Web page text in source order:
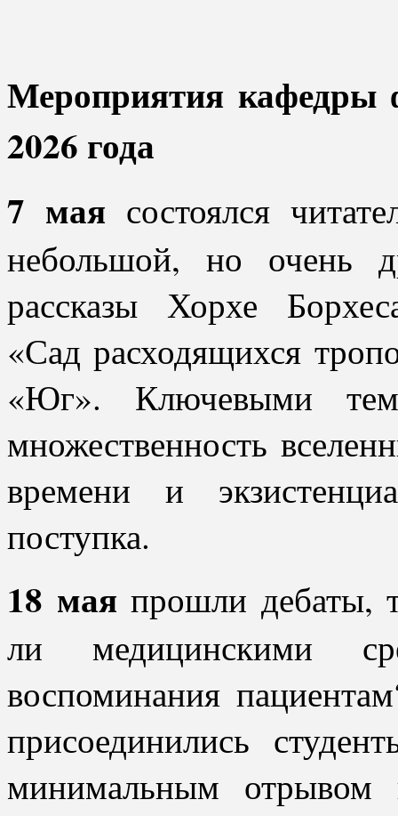
Мероприятия кафедры
2026 года
7 мая состоялся
небольшой, но очень
рассказы Хорхе
«Сад расходящихся
«Юг». Ключевыми
множественность
времени и
поступка.
18 мая прошли дебаты,
ли медицинскими
воспоминания
присоединились
минимальным отрывом